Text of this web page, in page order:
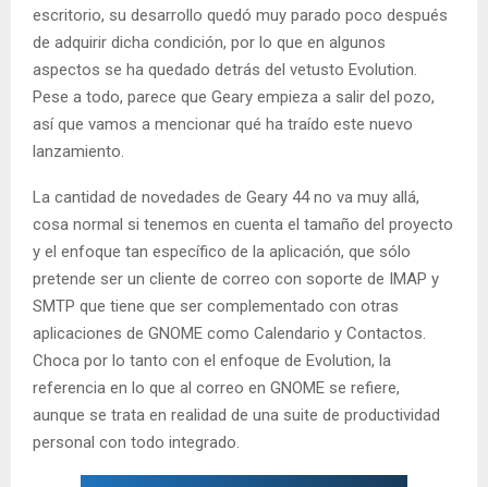
escritorio, su desarrollo quedó muy parado poco después
de adquirir dicha condición, por lo que en algunos
aspectos se ha quedado detrás del vetusto Evolution.
Pese a todo, parece que Geary empieza a salir del pozo,
así que vamos a mencionar qué ha traído este nuevo
lanzamiento.
La cantidad de novedades de Geary 44 no va muy allá,
cosa normal si tenemos en cuenta el tamaño del proyecto
y el enfoque tan específico de la aplicación, que sólo
pretende ser un cliente de correo con soporte de IMAP y
SMTP que tiene que ser complementado con otras
aplicaciones de GNOME como Calendario y Contactos.
Choca por lo tanto con el enfoque de Evolution, la
referencia en lo que al correo en GNOME se refiere,
aunque se trata en realidad de una suite de productividad
personal con todo integrado.